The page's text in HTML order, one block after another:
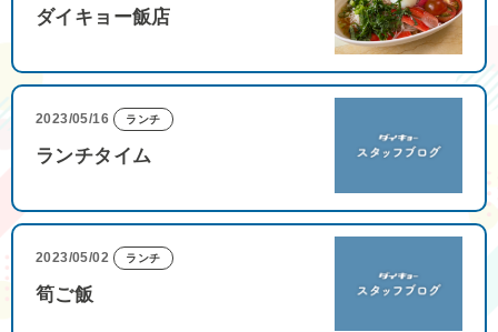
ダイキョー飯店
2023/05/16 ランチ
ランチタイム
2023/05/02 ランチ
筍ご飯